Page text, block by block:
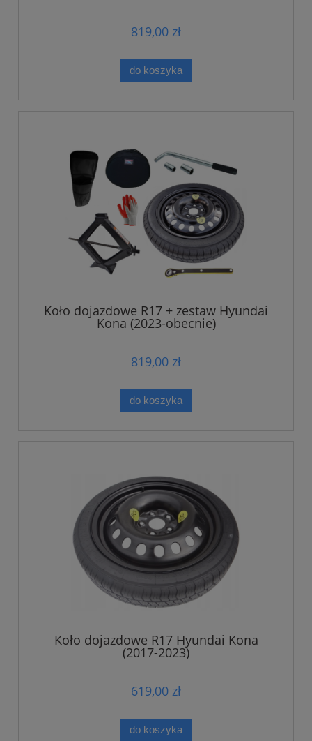
819,00 zł
do koszyka
Koło dojazdowe R17 + zestaw Hyundai
Kona (2023-obecnie)
819,00 zł
do koszyka
Koło dojazdowe R17 Hyundai Kona
(2017-2023)
619,00 zł
do koszyka